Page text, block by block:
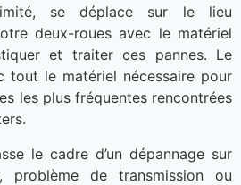
se déplace sur le lieu
deux-roues avec le matériel
et traiter ces pannes. Le
tout le matériel nécessaire pour
les plus fréquentes rencontrées
le cadre d’un dépannage sur
problème de transmission ou